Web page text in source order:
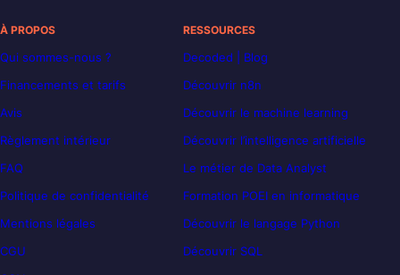
À PROPOS
Qui sommes-nous ?
Financements et tarifs
Avis
Règlement intérieur
FAQ
Politique de confidentialité
Mentions légales
CGU
RESSOURCES
Decoded | Blog
Découvrir n8n
Découvrir le machine learning
Découvrir l’intelligence artificielle
Le métier de Data Analyst
Formation POEI en informatique
Découvrir le langage Python
Découvrir SQL